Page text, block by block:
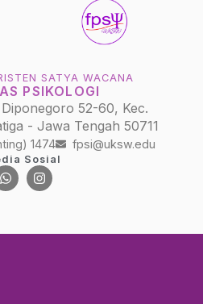
SATYA WACANA
PSIKOLOGI
52-60, Kec.
- Jawa Tengah 50711
1474 fpsi@uksw.edu
Sosial